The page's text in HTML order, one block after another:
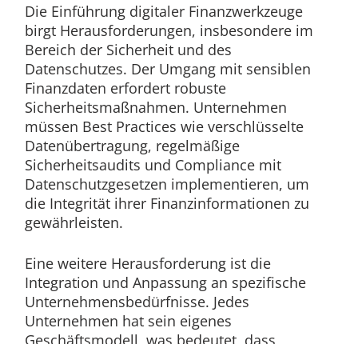
Die Einführung digitaler Finanzwerkzeuge
birgt Herausforderungen, insbesondere im
Bereich der Sicherheit und des
Datenschutzes. Der Umgang mit sensiblen
Finanzdaten erfordert robuste
Sicherheitsmaßnahmen. Unternehmen
müssen Best Practices wie verschlüsselte
Datenübertragung, regelmäßige
Sicherheitsaudits und Compliance mit
Datenschutzgesetzen implementieren, um
die Integrität ihrer Finanzinformationen zu
gewährleisten.
Eine weitere Herausforderung ist die
Integration und Anpassung an spezifische
Unternehmensbedürfnisse. Jedes
Unternehmen hat sein eigenes
Geschäftsmodell, was bedeutet, dass